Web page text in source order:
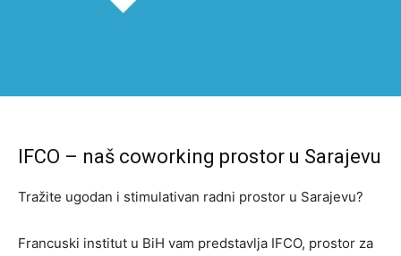
IFCO – naš coworking prostor u Sarajevu
Tražite ugodan i stimulativan radni prostor u Sarajevu?
Francuski institut u BiH vam predstavlja IFCO, prostor za